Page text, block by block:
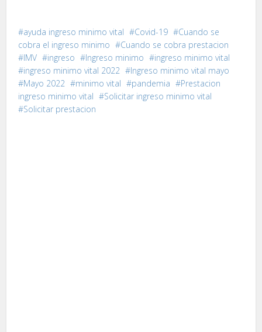
ayuda ingreso minimo vital Covid-19
Cuando se
cobra el ingreso minimo
Cuando se cobra prestacion
IMV
ingreso Ingreso minimo
ingreso minimo vital
ingreso minimo vital 2022
Ingreso minimo vital mayo
Mayo 2022
minimo vital pandemia
Prestacion
ingreso minimo vital
Solicitar ingreso minimo vital
Solicitar prestacion